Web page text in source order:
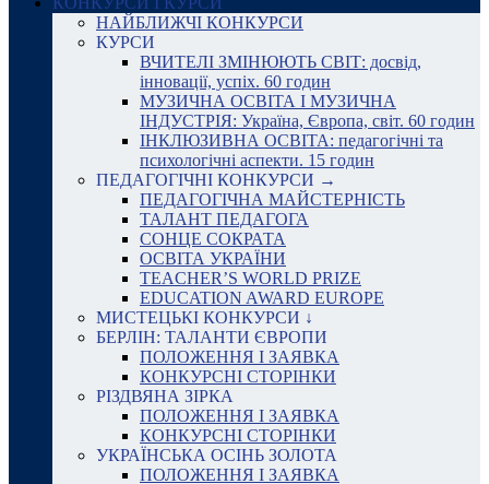
НАЙБЛИЖЧІ КОНКУРСИ
КУРСИ
ВЧИТЕЛІ ЗМІНЮЮТЬ СВІТ: досвід,
інновації, успіх. 60 годин
МУЗИЧНА ОСВІТА І МУЗИЧНА
ІНДУСТРІЯ: Україна, Європа, світ. 60 годин
ІНКЛЮЗИВНА ОСВІТА: педагогічні та
психологічні аспекти. 15 годин
ПЕДАГОГІЧНІ КОНКУРСИ →
ПЕДАГОГІЧНА МАЙСТЕРНІСТЬ
ТАЛАНТ ПЕДАГОГА
СОНЦЕ СОКРАТА
ОСВІТА УКРАЇНИ
TEACHER’S WORLD PRIZE
EDUCATION AWARD EUROPE
МИСТЕЦЬКІ КОНКУРСИ ↓
БЕРЛІН: ТАЛАНТИ ЄВРОПИ
ПОЛОЖЕННЯ І ЗАЯВКА
КОНКУРСНІ СТОРІНКИ
РІЗДВЯНА ЗІРКА
ПОЛОЖЕННЯ І ЗАЯВКА
КОНКУРСНІ СТОРІНКИ
УКРАЇНСЬКА ОСІНЬ ЗОЛОТА
ПОЛОЖЕННЯ І ЗАЯВКА